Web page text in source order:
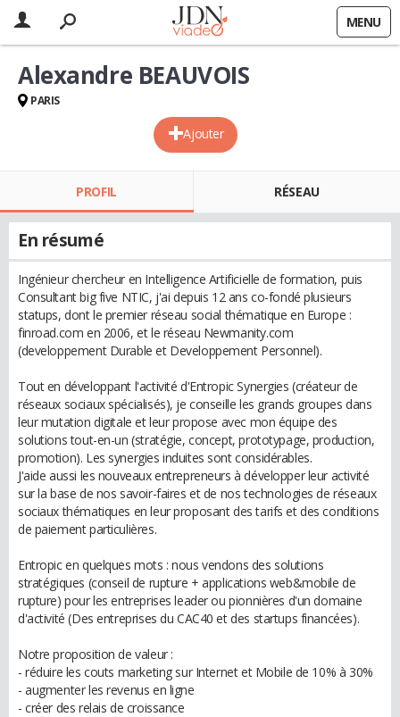
MENU
Ajouter
Alexandre BEAUVOIS
PARIS
PROFIL RÉSEAU
En résumé
Ingénieur chercheur en Intelligence Artificielle de formation, puis
Consultant big five NTIC, j'ai depuis 12 ans co-fondé plusieurs
statups, dont le premier réseau social thématique en Europe :
finroad.com en 2006, et le réseau Newmanity.com
(developpement Durable et Developpement Personnel).
Tout en développant l'activité d'Entropic Synergies (créateur de
réseaux sociaux spécialisés), je conseille les grands groupes dans
leur mutation digitale et leur propose avec mon équipe des
solutions tout-en-un (stratégie, concept, prototypage, production,
promotion). Les synergies induites sont considérables.
J'aide aussi les nouveaux entrepreneurs à développer leur activité
sur la base de nos savoir-faires et de nos technologies de réseaux
sociaux thématiques en leur proposant des tarifs et des conditions
de paiement particulières.
Entropic en quelques mots : nous vendons des solutions
stratégiques (conseil de rupture + applications web&mobile de
rupture) pour les entreprises leader ou pionnières d'un domaine
d'activité (Des entreprises du CAC40 et des startups financées).
Notre proposition de valeur :
- réduire les couts marketing sur Internet et Mobile de 10% à 30%
- augmenter les revenus en ligne
- créer des relais de croissance